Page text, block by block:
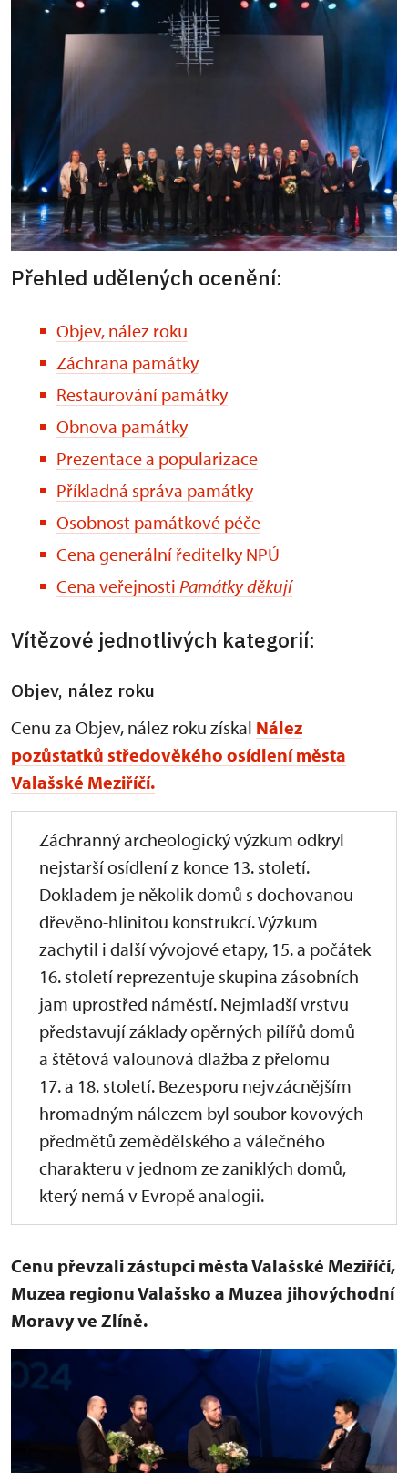
Přehled udělených ocenění:
Objev, nález roku
Záchrana památky
Restaurování památky
Obnova památky
Prezentace a popularizace
Příkladná správa památky
Osobnost památkové péče
Cena generální ředitelky NPÚ
Cena veřejnosti Památky děkují
Vítězové jednotlivých kategorií:
Objev, nález roku
Cenu za Objev, nález roku získal Nález
pozůstatků středověkého osídlení města
Valašské Meziříčí.
Záchranný archeologický výzkum odkryl
nejstarší osídlení z konce 13. století.
Dokladem je několik domů s dochovanou
dřevěno-hlinitou konstrukcí. Výzkum
zachytil i další vývojové etapy, 15. a počátek
16. století reprezentuje skupina zásobních
jam uprostřed náměstí. Nejmladší vrstvu
představují základy opěrných pilířů domů
a štětová valounová dlažba z přelomu
17. a 18. století. Bezesporu nejvzácnějším
hromadným nálezem byl soubor kovových
předmětů zemědělského a válečného
charakteru v jednom ze zaniklých domů,
který nemá v Evropě analogii.
Cenu převzali zástupci města Valašské Meziříčí,
Muzea regionu Valašsko a Muzea jihovýchodní
Moravy ve Zlíně.